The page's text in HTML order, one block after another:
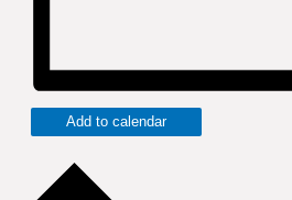
Add to calendar